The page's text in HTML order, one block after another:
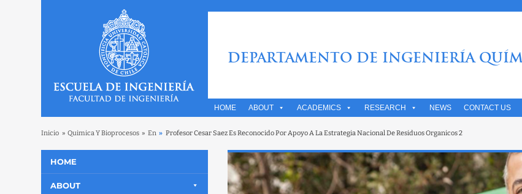
DEPARTAMENTO DE INGENIERÍA
HOME ABOUT ACADEMICS RESEARCH NEWS CONTACT US
Inicio » Quimica Y Bioprocesos » En » Profesor Cesar Saez Es Reconocido Por Apoyo A La Estrategia Nacional De Residuos Organicos 2
HOME
ABOUT